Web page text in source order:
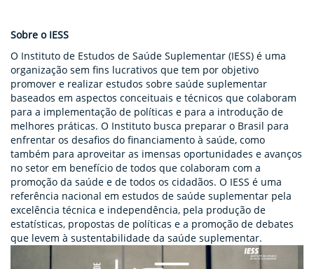
Sobre o IESS
O Instituto de Estudos de Saúde Suplementar (IESS) é uma
organização sem fins lucrativos que tem por objetivo
promover e realizar estudos sobre saúde suplementar
baseados em aspectos conceituais e técnicos que colaboram
para a implementação de políticas e para a introdução de
melhores práticas. O Instituto busca preparar o Brasil para
enfrentar os desafios do financiamento à saúde, como
também para aproveitar as imensas oportunidades e avanços
no setor em benefício de todos que colaboram com a
promoção da saúde e de todos os cidadãos. O IESS é uma
referência nacional em estudos de saúde suplementar pela
excelência técnica e independência, pela produção de
estatísticas, propostas de políticas e a promoção de debates
que levem à sustentabilidade da saúde suplementar.